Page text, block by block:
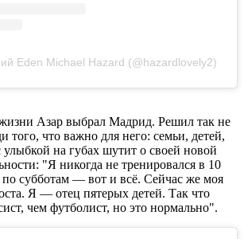
Eden Michael Hazard (@hazardlovely2)
Азар выбрал Мадрид. Решил так не
того, что важно для него: семьи, детей,
на губах шутит о своей новой
"Я никогда не тренировался в 10
по субботам — вот и всё. Сейчас же моя
Я — отец пятерых детей. Так что
чем футболист, но это нормально".